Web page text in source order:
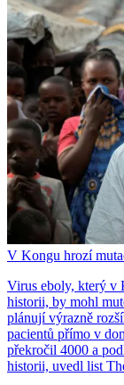
V Kongu hrozí
Virus eboly, který v
historii, by mohl
plánují výrazně
pacientů přímo v
překročil 4000 a
historii, uvedl list